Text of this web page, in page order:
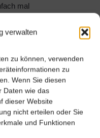
verwalten
zu können, verwenden
zu
Wenn Sie diesen
Daten wie das
dieser Website
nicht erteilen oder Sie
und Funktionen
mal
Job“, verweist
Online-Aktionen wie
engagiert sich Kraus
für
im
schon am Tor,
Packers ist. Vor
Mann und